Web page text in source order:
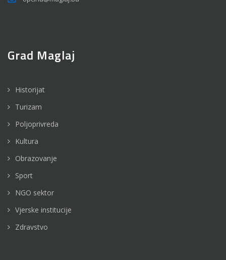
Grad Maglaj
Historijat
Turizam
Poljoprivreda
Kultura
Obrazovanje
Sport
NGO sektor
Vjerske institucije
Zdravstvo